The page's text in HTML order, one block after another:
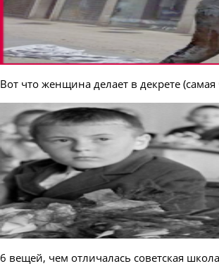
Вот что женщина делает в декрете (самая
6 вещей, чем отличалась советская